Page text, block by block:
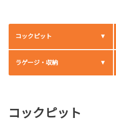
コックピット
ラゲージ・収納
コックピット